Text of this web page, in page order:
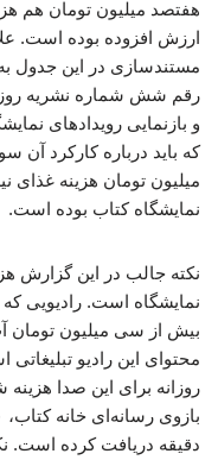
هفتصد میلیون تومان هم
ارزش افزوده بوده است.
مستندسازی در این جدول
رقم شش شماره نشریه
میلیون تومان هزینه غذای
نمایشگاه کتاب بوده است.
نمایشگاه است. رادیویی که
بیش از سی میلیون تومان
روزانه برای این صدا
دقیقه دریافت کرده است.